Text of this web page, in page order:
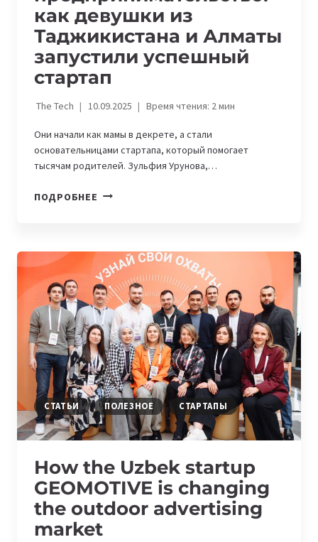
как девушки из
Таджикистана и Алматы
запустили успешный
стартап
The Tech 10.09.2025 Время чтения: 2мин
Они начали как мамы в декрете, а стали
основательницами стартапа, который помогает
тысячам родителей. Зульфия Урунова,…
ПОДРОБНЕЕ ИЗ
ДЕВУШКИ
ИЗ
ТАДЖИКИСТАНА
И
АЛМАТЫ
ЗАПУСТИЛИ
УСПЕШНЫЙ
СТАРТАП
СТАТЬИ ПОЛЕЗНОЕ СТАРТАПЫ
How the Uzbek startup
GEOMOTIVE is changing
the outdoor advertising
market